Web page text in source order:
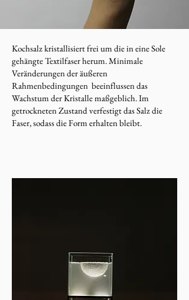
​Kochsalz kristallisiert frei um die in eine Sole
gehängte Textilfaser herum. Minimale
Veränderungen der äußeren
Rahmenbedingungen beeinflussen das
Wachstum der Kristalle maßgeblich. Im
getrockneten Zustand verfestigt das Salz die
Faser, sodass die Form erhalten bleibt.